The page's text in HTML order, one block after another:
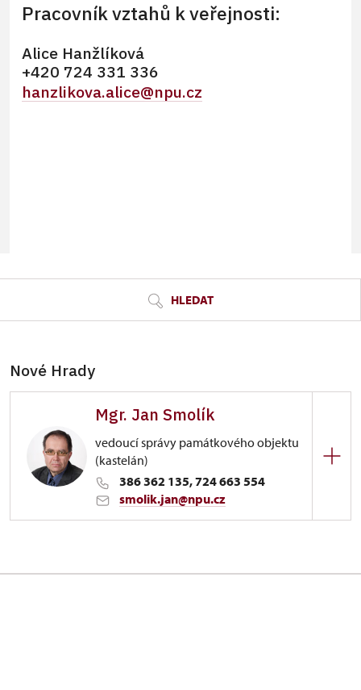
Pracovník vztahů k veřejnosti:
Alice Hanžlíková
+420 724 331 336
hanzlikova.alice@npu.cz
HLEDAT
Nové Hrady
Mgr. Jan Smolík
vedoucí správy památkového objektu
(kastelán)
386 362 135, 724 663 554
smolik.jan@npu.cz